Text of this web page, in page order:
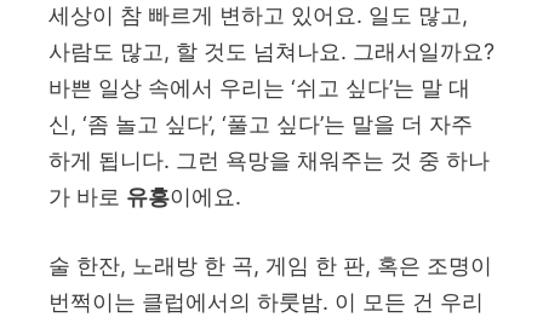
세상이 참 빠르게 변하고 있어요. 일도 많고,
사람도 많고, 할 것도 넘쳐나요. 그래서일까요?
바쁜 일상 속에서 우리는 ‘쉬고 싶다’는 말 대
신, ‘좀 놀고 싶다’, ‘풀고 싶다’는 말을 더 자주
하게 됩니다. 그런 욕망을 채워주는 것 중 하나
가 바로 유흥이에요.
술 한잔, 노래방 한 곡, 게임 한 판, 혹은 조명이
번쩍이는 클럽에서의 하룻밤. 이 모든 건 우리